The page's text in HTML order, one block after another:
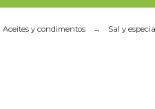
Aceites y condimentos Sal y